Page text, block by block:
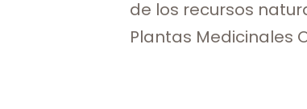
de los recursos
Plantas Medicinales